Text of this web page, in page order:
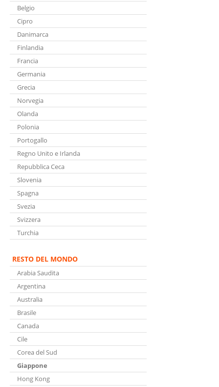
Belgio
Cipro
Danimarca
Finlandia
Francia
Germania
Grecia
Norvegia
Olanda
Polonia
Portogallo
Regno Unito e Irlanda
Repubblica Ceca
Slovenia
Spagna
Svezia
Svizzera
Turchia
RESTO DEL MONDO
Arabia Saudita
Argentina
Australia
Brasile
Canada
Cile
Corea del Sud
Giappone
Hong Kong